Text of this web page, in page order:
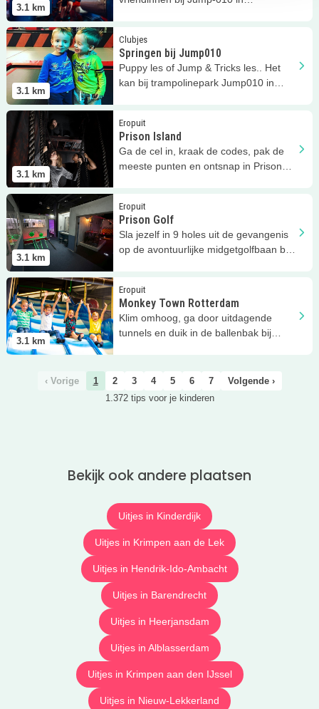
3.1 km
3.1 km
Clubjes
Springen bij Jump010
Puppy les of Jump & Tricks les.. Het
kan bij trampolinepark Jump010 in
Lees meer Springen bij Jump010
3.1 km
Eropuit
Prison Island
Ga de cel in, kraak de codes, pak de
meeste punten en ontsnap in Prison
Lees meer Prison Island
3.1 km
Eropuit
Prison Golf
Sla jezelf in 9 holes uit de gevangenis
op de avontuurlijke midgetgolfbaan bij
Lees meer Prison Golf
3.1 km
Eropuit
Monkey Town Rotterdam
Klim omhoog, ga door uitdagende
tunnels en duik in de ballenbak bij
Lees meer Monkey Town Rotterdam
‹ Vorige 1 2 3 4 5 6 7
Volgende ›
1.372 tips voor je kinderen
Bekijk ook andere plaatsen
Uitjes in Kinderdijk
Uitjes in Krimpen aan de Lek
Uitjes in Hendrik-Ido-Ambacht
Uitjes in Barendrecht
Uitjes in Heerjansdam
Uitjes in Alblasserdam
Uitjes in Krimpen aan den IJssel
Uitjes in Nieuw-Lekkerland